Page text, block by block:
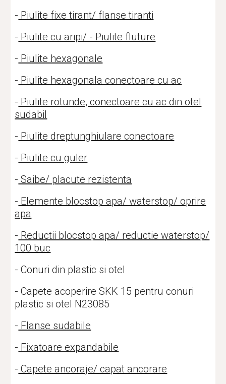
- Piulite fixe tirant/ flanse tiranti
- Piulite cu aripi/ - Piulite fluture
- Piulite hexagonale
- Piulite hexagonala conectoare cu ac
- Piulite rotunde, conectoare cu ac din otel
sudabil
- Piulite dreptunghiulare conectoare
- Piulite cu guler
- Saibe/ placute rezistenta
- Elemente blocstop apa/ waterstop/ oprire
apa
- Reductii blocstop apa/ reductie waterstop/
100 buc
- Conuri din plastic si otel
- Capete acoperire SKK 15 pentru conuri
plastic si otel N23085
- Flanse sudabile
- Fixatoare expandabile
- Capete ancoraje/ capat ancorare